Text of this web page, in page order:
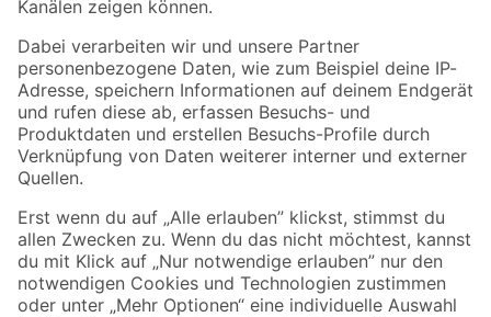
Folge uns
Zahlungsarten Versandarten
Sicher einkaufen
Jetzt die toom-App herunterladen